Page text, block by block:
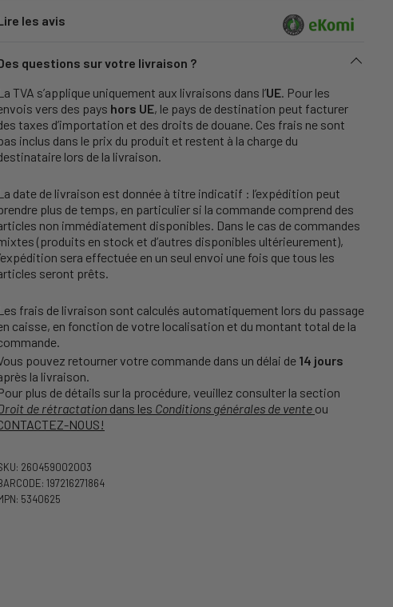
les avis
questions sur votre livraison ?
TVA s’applique uniquement aux livraisons dans l’UE . Pour les
vers des pays hors UE, le pays de destination peut facturer
taxes d’importation et des droits de douane. Ces frais ne sont
inclus dans le prix du produit et restent à la charge du
lors de la livraison.
date de livraison est donnée à titre indicatif : l’expédition peut
plus de temps, en particulier si la commande comprend des
non immédiatement disponibles. Dans le cas de commandes
(produits en stock et d’autres disponibles ultérieurement),
sera effectuée en un seul envoi une fois que tous les
seront prêts.
frais de livraison sont calculés automatiquement lors du passage
caisse, en fonction de votre localisation et du montant total de la
pouvez retourner votre commande dans un délai de 14 jours
la livraison.
plus de détails sur la procédure, veuillez consulter la section
de rétractation dans les Conditions générales de vente ou
NOUS!
260459002003
197216271864
5340625